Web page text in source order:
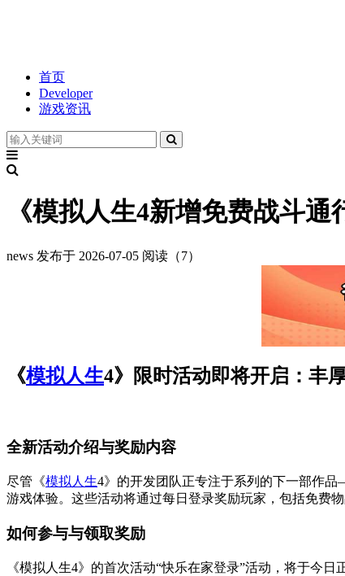
首页
Developer
游戏资讯
《模拟人生4新增免费战斗
news 发布于 2026-07-05 阅读（7）
《模拟人生4》限时活动即将开启：丰
全新活动介绍与奖励内容
尽管《模拟人生4》的开发团队正专注于系列的下一部作
游戏体验。这些活动将通过每日登录奖励玩家，包括免费
如何参与与领取奖励
《模拟人生4》的首次活动“快乐在家登录”活动，将于今